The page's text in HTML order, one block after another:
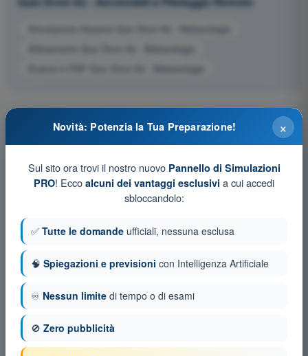
Simulazione d'esame Quiz Droni A2 - Meteorologia
Allenamento Quiz Droni A2 - Meteorologia
Esame in PDF Quiz Droni A2 - Meteorologia
×
Novità: Potenzia la Tua Preparazione!
Sul sito ora trovi il nostro nuovo Pannello di Simulazioni
PRO! Ecco alcuni dei vantaggi esclusivi a cui accedi
sbloccandolo:
✅ Tutte le domande ufficiali, nessuna esclusa
🧠 Spiegazioni e previsioni con Intelligenza Artificiale
♾️ Nessun limite di tempo o di esami
🚫 Zero pubblicità